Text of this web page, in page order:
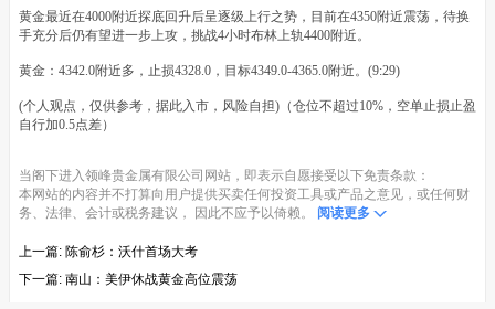
黄金最近在4000附近探底回升后呈逐级上行之势，目前在4350附近震荡，待换
手充分后仍有望进一步上攻，挑战4小时布林上轨4400附近。
黄金：4342.0附近多，止损4328.0，目标4349.0-4365.0附近。(9:29)
(个人观点，仅供参考，据此入市，风险自担)（仓位不超过10%，空单止损止盈
自行加0.5点差）
当阁下进入领峰贵金属有限公司网站，即表示自愿接受以下免责条款：
本网站的内容并不打算向用户提供买卖任何投资工具或产品之意见，或任何财
务、法律、会计或税务建议， 因此不应予以倚赖。
阅读更多
上一篇: 陈俞杉：沃什首场大考
下一篇: 南山：美伊休战黄金高位震荡